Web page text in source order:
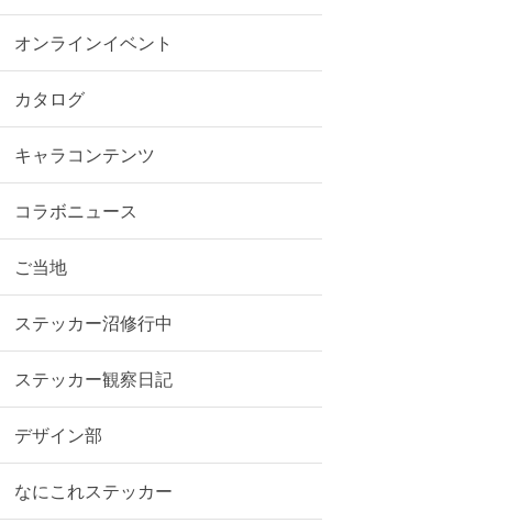
オンラインイベント
カタログ
キャラコンテンツ
コラボニュース
ご当地
ステッカー沼修行中
ステッカー観察日記
デザイン部
なにこれステッカー